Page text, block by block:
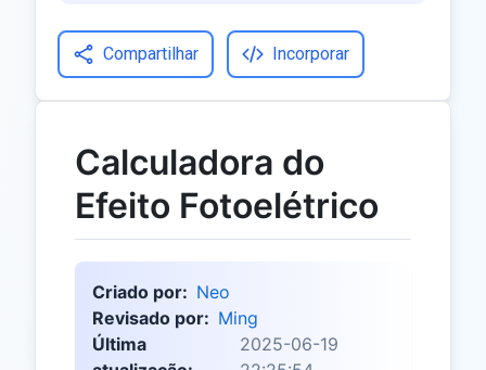
Compartilhar Incorporar
Calculadora do
Efeito Fotoelétrico
Criado por: Neo
Revisado por: Ming
Última
2025-06-19